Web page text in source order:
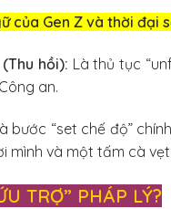
của Gen Z và thời đại
hồi): Là thủ tục
an.
bước “set chế độ”
mình và một tấm cà
TRỢ” PHÁP LÝ?